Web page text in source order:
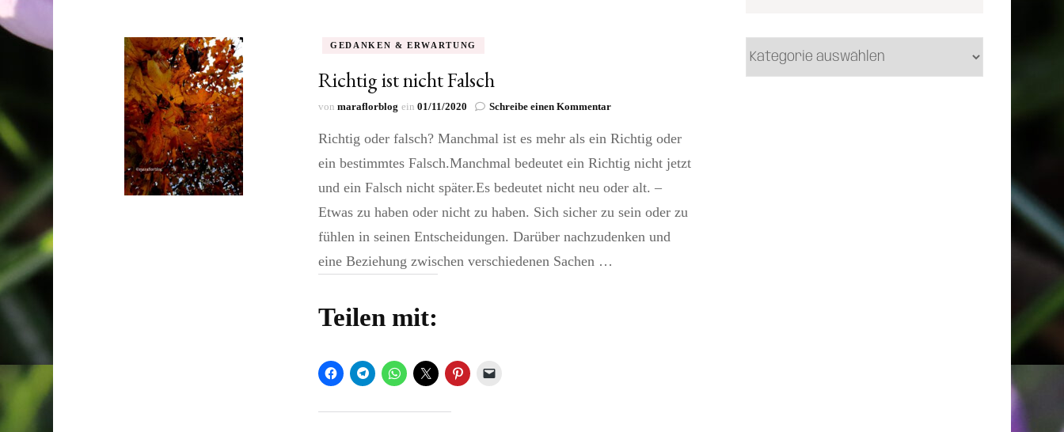
GEDANKEN & ERWARTUNG
Richtig ist nicht Falsch
von maraflorblog ein 01/11/2020 Schreibe einen Kommentarzu
ist
Falsch
Richtig oder falsch? Manchmal ist es mehr als ein Richtig oder
ein bestimmtes Falsch.Manchmal bedeutet ein Richtig nicht jetzt
und ein Falsch nicht später.Es bedeutet nicht neu oder alt. –
Etwas zu haben oder nicht zu haben. Sich sicher zu sein oder zu
fühlen in seinen Entscheidungen. Darüber nachzudenken und
eine Beziehung zwischen verschiedenen Sachen …
Teilen mit:
Kategorien